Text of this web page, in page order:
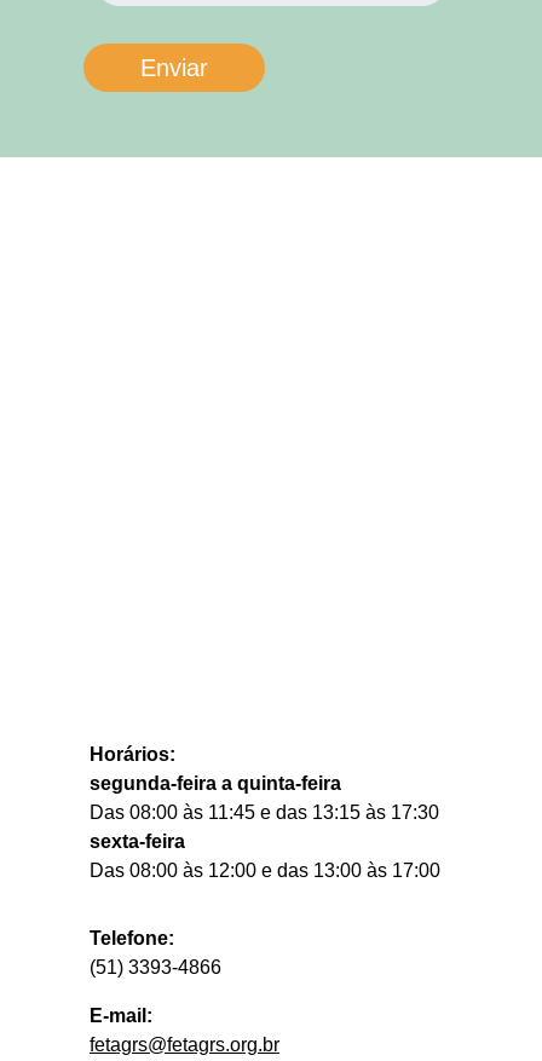
Telefone:
(51) 3393-4866
E-mail:
fetagrs@fetagrs.org.br
Horários:
segunda-feira a quinta-feira
Das 08:00 às 11:45 e das 13:15 às 17:30
sexta-feira
Das 08:00 às 12:00 e das 13:00 às 17:00